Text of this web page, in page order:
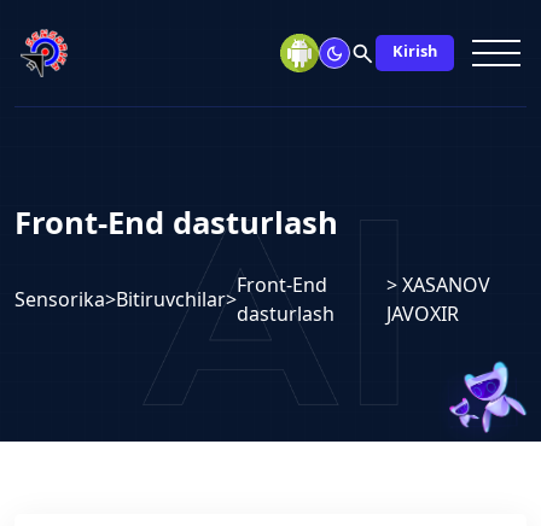
search Kirish
Front-End dasturlash
Sensorika>Bitiruvchilar>
Front-End
dasturlash
> XASANOV
JAVOXIR